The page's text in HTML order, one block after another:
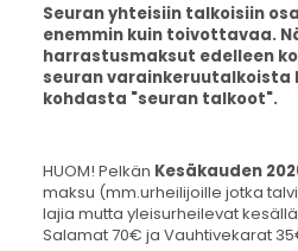
Seuran yhteisiin talkoisiin
enemmin kuin toivottavaa.
harrastusmaksut edelleen
seuran varainkeruutalkoista
kohdasta "seuran talkoot".
HUOM! Pelkän Kesäkauden
maksu (mm.urheilijoille jotka
lajia mutta yleisurheilevat
Salamat 70€ ja Vauhtivekarat